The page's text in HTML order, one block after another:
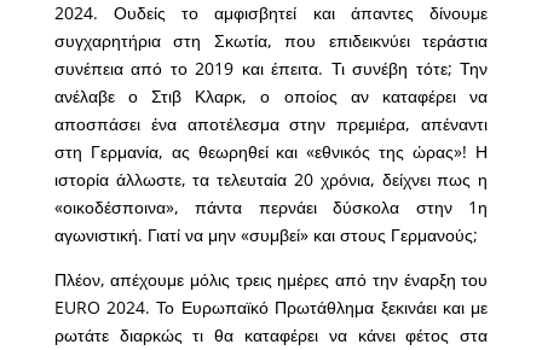
2024. Ουδείς το αμφισβητεί και άπαντες δίνουμε
συγχαρητήρια στη Σκωτία, που επιδεικνύει τεράστια
συνέπεια από το 2019 και έπειτα. Τι συνέβη τότε; Την
ανέλαβε ο Στιβ Κλαρκ, ο οποίος αν καταφέρει να
αποσπάσει ένα αποτέλεσμα στην πρεμιέρα, απέναντι
στη Γερμανία, ας θεωρηθεί και «εθνικός της ώρας»! Η
ιστορία άλλωστε, τα τελευταία 20 χρόνια, δείχνει πως η
«οικοδέσποινα», πάντα περνάει δύσκολα στην 1η
αγωνιστική. Γιατί να μην «συμβεί» και στους Γερμανούς;
Πλέον, απέχουμε μόλις τρεις ημέρες από την έναρξη του
EURO 2024. Το Ευρωπαϊκό Πρωτάθλημα ξεκινάει και με
ρωτάτε διαρκώς τι θα καταφέρει να κάνει φέτος στα